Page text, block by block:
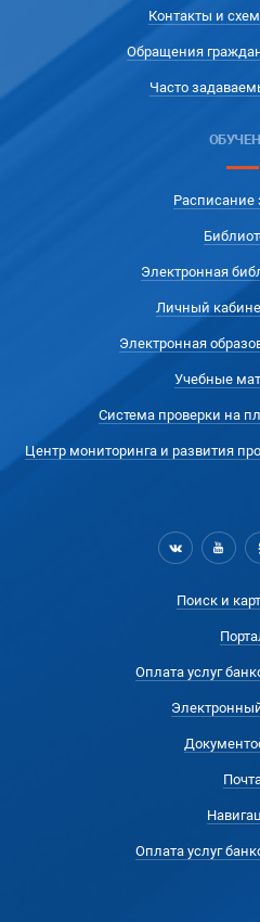
Контакты и
Обращения
Часто
Расписание
Электронная
Личный
Электронная
Учебные
Система проверки на
Центр мониторинга и развития
Поиск и
Оплата услуг
Оплата услуг